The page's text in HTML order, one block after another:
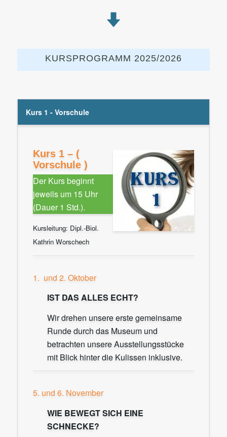
KURSPROGRAMM 2025/2026
Kurs 1 - Vorschule
Kurs 1 – (
Vorschule )
Der Kurs beginnt
jeweils um 15 Uhr
(Dauer 1 Std.).
Kursleitung: Dipl.-Biol.
Kathrin Worschech
1. und 2. Oktober
IST DAS ALLES ECHT?
Wir drehen unsere erste gemeinsame
Runde durch das Museum und
betrachten unsere Ausstellungsstücke
mit Blick hinter die Kulissen inklusive.
5. und 6. November
WIE BEWEGT SICH EINE
SCHNECKE?